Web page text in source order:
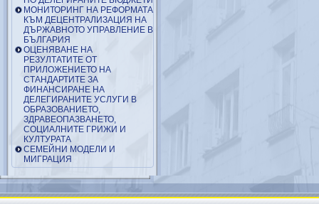
МОНИТОРИНГ НА РЕФОРМАТА
КЪМ ДЕЦЕНТРАЛИЗАЦИЯ НА
ДЪРЖАВНОТО УПРАВЛЕНИЕ В
БЪЛГАРИЯ
ОЦЕНЯВАНЕ НА
РЕЗУЛТАТИТЕ ОТ
ПРИЛОЖЕНИЕТО НА
СТАНДАРТИТЕ ЗА
ФИНАНСИРАНЕ НА
ДЕЛЕГИРАНИТЕ УСЛУГИ В
ОБРАЗОВАНИЕТО,
ЗДРАВЕОПАЗВАНЕТО,
СОЦИАЛНИТЕ ГРИЖИ И
КУЛТУРАТА
СЕМЕЙНИ МОДЕЛИ И
МИГРАЦИЯ